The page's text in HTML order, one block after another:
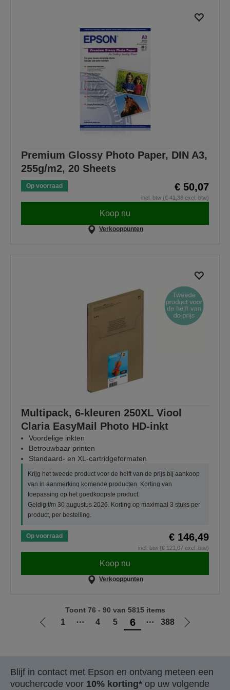
Premium Glossy Photo Paper, DIN A3,
255g/m2, 20 Sheets
Op voorraad € 50,07
incl. btw (€ 41,38 excl. btw)
Koop nu
Verkooppunten
Multipack, 6-kleuren 250XL Viool
Claria EasyMail Photo HD-inkt
Voordelige inkten
Betrouwbaar printen
Standaard- en XL-cartridgeformaten
Krijg het tweede product voor de helft van de prijs bij aankoop
van in aanmerking komende producten. Korting van
toepassing op het goedkoopste product.
Geldig t/m 30 augustus 2026. Korting op maximaal 3 stuks per
product, per bestelling.
Op voorraad € 146,49
incl. btw (€ 121,07 excl. btw)
Koop nu
Verkooppunten
Ga
1 ⋯ 4 5 6 ⋯ 388
Ga
pagina
Toont 76 - 90 van 5815 items
Blijf in contact met Epson en ontvang meteen een
vouchercode voor 10% korting* op uw volgende